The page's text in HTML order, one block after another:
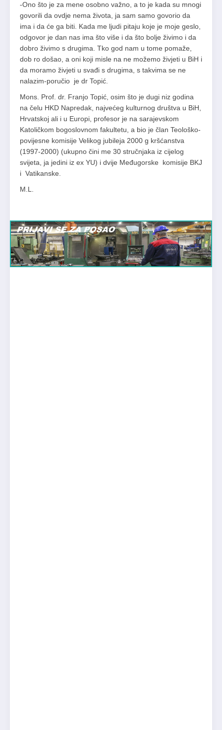
-Ono što je za mene osobno važno, a to je kada su mnogi
govorili da ovdje nema života, ja sam samo govorio da
ima i da će ga biti. Kada me ljudi pitaju koje je moje geslo,
odgovor je dan nas ima što više i da što bolje živimo i da
dobro živimo s drugima. Tko god nam u tome pomaže,
dob ro došao, a oni koji misle na ne možemo živjeti u BiH i
da moramo živjeti u svađi s drugima, s takvima se ne
nalazim-poručio je dr Topić.
Mons. Prof. dr. Franjo Topić, osim što je dugi niz godina
na čelu HKD Napredak, najvećeg kulturnog društva u BiH,
Hrvatskoj ali i u Europi, profesor je na sarajevskom
Katoličkom bogoslovnom fakultetu, a bio je član Teološko-
povijesne komisije Velikog jubileja 2000 g kršćanstva
(1997-2000) (ukupno čini me 30 stručnjaka iz cijelog
svijeta, ja jedini iz ex YU) i dvije Međugorske komisije BKJ
i Vatikanske.
M.L.